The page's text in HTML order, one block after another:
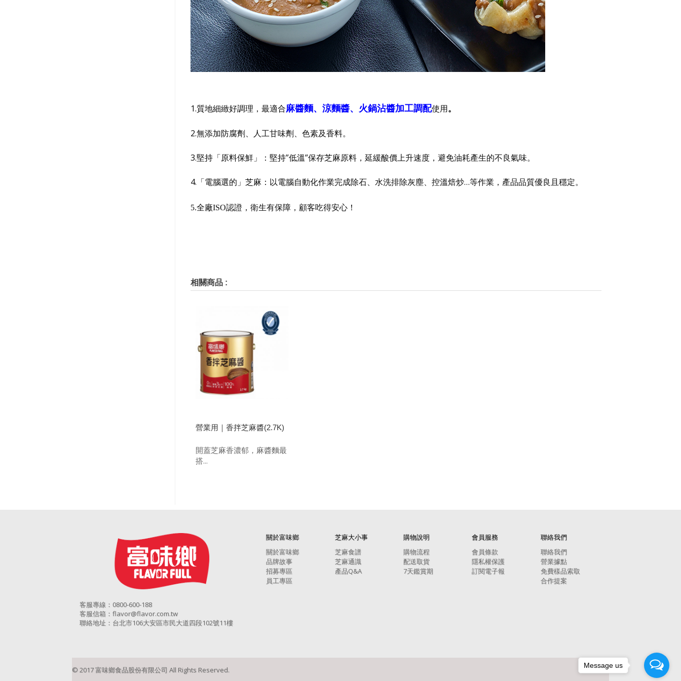
1.質地細緻好調理，最適合麻醬麵、涼麵醬、火鍋沾醬加工調配使用。
2.無添加防腐劑、人工甘味劑、色素及香料。
3.堅持「原料保鮮」：堅持”低溫”保存芝麻原料，延緩酸價上升速度，避免油耗產生的不良氣味。
4.「電腦選的」芝麻：以電腦自動化作業完成除石、水洗排除灰塵、控溫焙炒…等作業，產品品質優良且穩定。
5.全廠ISO認證，衛生有保障，顧客吃得安心！
相關商品 :
營業用｜香拌芝麻醬(2.7K)
開蓋芝麻香濃郁，麻醬麵最
搭...
客服專線：0800-600-188
客服信箱：flavor@flavor.com.tw
聯絡地址：台北市106大安區市民大道四段102號11樓
關於富味鄉
關於富味鄉
品牌故事
招募專區
員工專區
芝麻大小事
芝麻食譜
芝麻通識
產品Q&A
購物說明
購物流程
配送取貨
7天鑑賞期
會員服務
會員條款
隱私權保護
訂閱電子報
聯絡我們
聯絡我們
營業據點
免費樣品索取
合作提案
© 2017 富味鄉食品股份有限公司 All Rights Reserved.
Message us